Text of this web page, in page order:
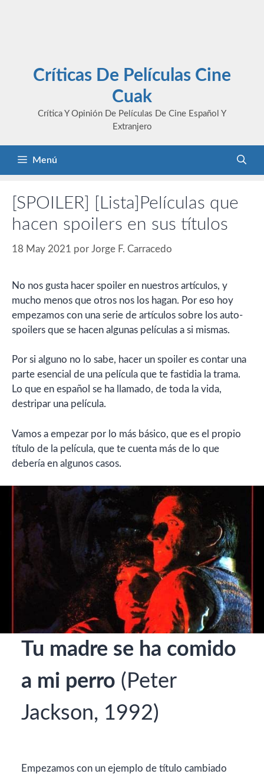
Críticas De Películas Cine
Cuak
Crítica Y Opinión De Películas De Cine Español Y
Extranjero
Menú
[SPOILER] [Lista]Películas que
hacen spoilers en sus títulos
18 May 2021 por Jorge F. Carracedo
No nos gusta hacer spoiler en nuestros artículos, y
mucho menos que otros nos los hagan. Por eso hoy
empezamos con una serie de artículos sobre los auto-
spoilers que se hacen algunas películas a si mismas.
Por si alguno no lo sabe, hacer un spoiler es contar una
parte esencial de una película que te fastidia la trama.
Lo que en español se ha llamado, de toda la vida,
destripar una película.
Vamos a empezar por lo más básico, que es el propio
título de la película, que te cuenta más de lo que
debería en algunos casos.
Tu madre se ha comido
a mi perro (Peter
Jackson, 1992)
Empezamos con un ejemplo de título cambiado